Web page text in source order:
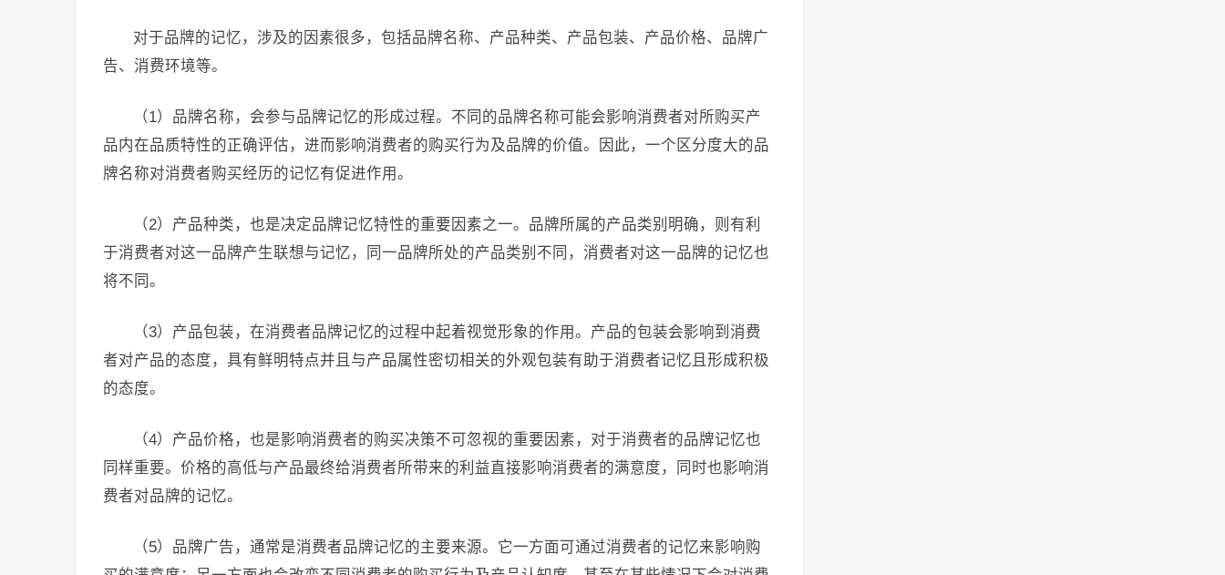
对于品牌的记忆，涉及的因素很多，包括品牌名称、产品种类、产品包装、产品价格、品牌广
告、消费环境等。
（1）品牌名称，会参与品牌记忆的形成过程。不同的品牌名称可能会影响消费者对所购买产
品内在品质特性的正确评估，进而影响消费者的购买行为及品牌的价值。因此，一个区分度大的品
牌名称对消费者购买经历的记忆有促进作用。
（2）产品种类，也是决定品牌记忆特性的重要因素之一。品牌所属的产品类别明确，则有利
于消费者对这一品牌产生联想与记忆，同一品牌所处的产品类别不同，消费者对这一品牌的记忆也
将不同。
（3）产品包装，在消费者品牌记忆的过程中起着视觉形象的作用。产品的包装会影响到消费
者对产品的态度，具有鲜明特点并且与产品属性密切相关的外观包装有助于消费者记忆且形成积极
的态度。
（4）产品价格，也是影响消费者的购买决策不可忽视的重要因素，对于消费者的品牌记忆也
同样重要。价格的高低与产品最终给消费者所带来的利益直接影响消费者的满意度，同时也影响消
费者对品牌的记忆。
（5）品牌广告，通常是消费者品牌记忆的主要来源。它一方面可通过消费者的记忆来影响购